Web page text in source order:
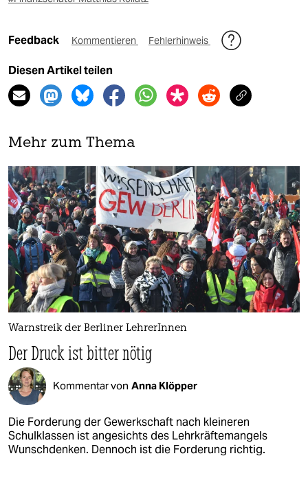
Feedback Kommentieren Fehlerhinweis
Diesen Artikel teilen
Mehr zum Thema
Warnstreik der Berliner LehrerInnen
Der Druck ist bitter nötig
Kommentar von Anna Klöpper
Die Forderung der Gewerkschaft nach kleineren
Schulklassen ist angesichts des Lehrkräftemangels
Wunschdenken. Dennoch ist die Forderung richtig.